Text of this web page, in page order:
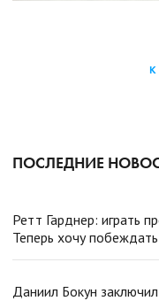
К
ПОСЛЕДНИЕ
Ретт Гарднер: играть
Теперь хочу
Даниил Бокун